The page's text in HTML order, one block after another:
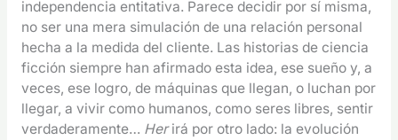
independencia entitativa. Parece decidir por sí misma,
no ser una mera simulación de una relación personal
hecha a la medida del cliente. Las historias de ciencia
ficción siempre han afirmado esta idea, ese sueño y, a
veces, ese logro, de máquinas que llegan, o luchan por
llegar, a vivir como humanos, como seres libres, sentir
verdaderamente… Herirá por otro lado: la evolución